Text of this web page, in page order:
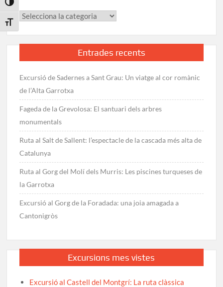
Toggle High Contrast
Toggle Font size
la
Categories
Entrades recents
Excursió de Sadernes a Sant Grau: Un viatge al cor romànic
de l’Alta Garrotxa
Fageda de la Grevolosa: El santuari dels arbres
monumentals
Ruta al Salt de Sallent: l’espectacle de la cascada més alta de
Catalunya
Ruta al Gorg del Molí dels Murris: Les piscines turqueses de
la Garrotxa
Excursió al Gorg de la Foradada: una joia amagada a
Cantonigròs
Excursions mes vistes
Excursió al Castell del Montgrí: La ruta clàssica